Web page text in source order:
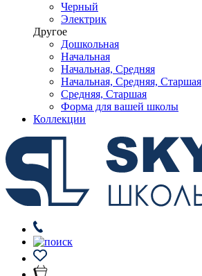
Черный
Электрик
Другое
Дошкольная
Начальная
Начальная, Средняя
Начальная, Средняя, Старшая
Средняя, Старшая
Форма для вашей школы
Коллекции